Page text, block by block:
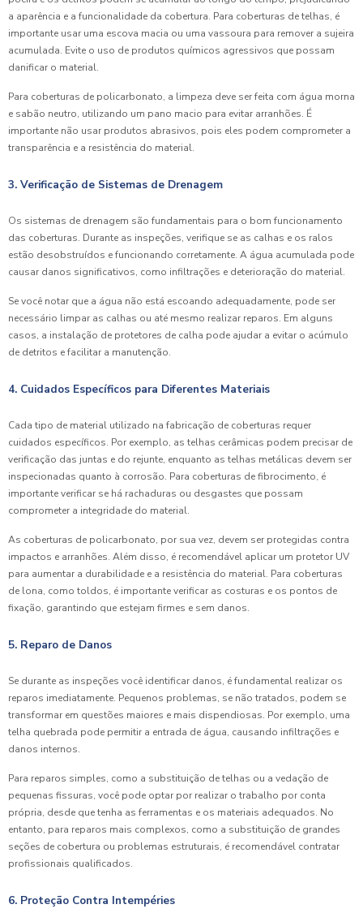
a aparência e a funcionalidade da cobertura. Para coberturas de telhas, é
importante usar uma escova macia ou uma vassoura para remover a sujeira
acumulada. Evite o uso de produtos químicos agressivos que possam
danificar o material.
Para coberturas de policarbonato, a limpeza deve ser feita com água morna
e sabão neutro, utilizando um pano macio para evitar arranhões. É
importante não usar produtos abrasivos, pois eles podem comprometer a
transparência e a resistência do material.
3. Verificação de Sistemas de Drenagem
Os sistemas de drenagem são fundamentais para o bom funcionamento
das coberturas. Durante as inspeções, verifique se as calhas e os ralos
estão desobstruídos e funcionando corretamente. A água acumulada pode
causar danos significativos, como infiltrações e deterioração do material.
Se você notar que a água não está escoando adequadamente, pode ser
necessário limpar as calhas ou até mesmo realizar reparos. Em alguns
casos, a instalação de protetores de calha pode ajudar a evitar o acúmulo
de detritos e facilitar a manutenção.
4. Cuidados Específicos para Diferentes Materiais
Cada tipo de material utilizado na fabricação de coberturas requer
cuidados específicos. Por exemplo, as telhas cerâmicas podem precisar de
verificação das juntas e do rejunte, enquanto as telhas metálicas devem ser
inspecionadas quanto à corrosão. Para coberturas de fibrocimento, é
importante verificar se há rachaduras ou desgastes que possam
comprometer a integridade do material.
As coberturas de policarbonato, por sua vez, devem ser protegidas contra
impactos e arranhões. Além disso, é recomendável aplicar um protetor UV
para aumentar a durabilidade e a resistência do material. Para coberturas
de lona, como toldos, é importante verificar as costuras e os pontos de
fixação, garantindo que estejam firmes e sem danos.
5. Reparo de Danos
Se durante as inspeções você identificar danos, é fundamental realizar os
reparos imediatamente. Pequenos problemas, se não tratados, podem se
transformar em questões maiores e mais dispendiosas. Por exemplo, uma
telha quebrada pode permitir a entrada de água, causando infiltrações e
danos internos.
Para reparos simples, como a substituição de telhas ou a vedação de
pequenas fissuras, você pode optar por realizar o trabalho por conta
própria, desde que tenha as ferramentas e os materiais adequados. No
entanto, para reparos mais complexos, como a substituição de grandes
seções de cobertura ou problemas estruturais, é recomendável contratar
profissionais qualificados.
6. Proteção Contra Intempéries